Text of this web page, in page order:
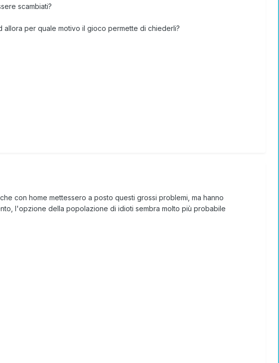
scambiati?
per quale motivo il gioco permette di chiederli?
con home mettessero a posto questi grossi problemi, ma hanno
l'opzione della popolazione di idioti sembra molto più probabile